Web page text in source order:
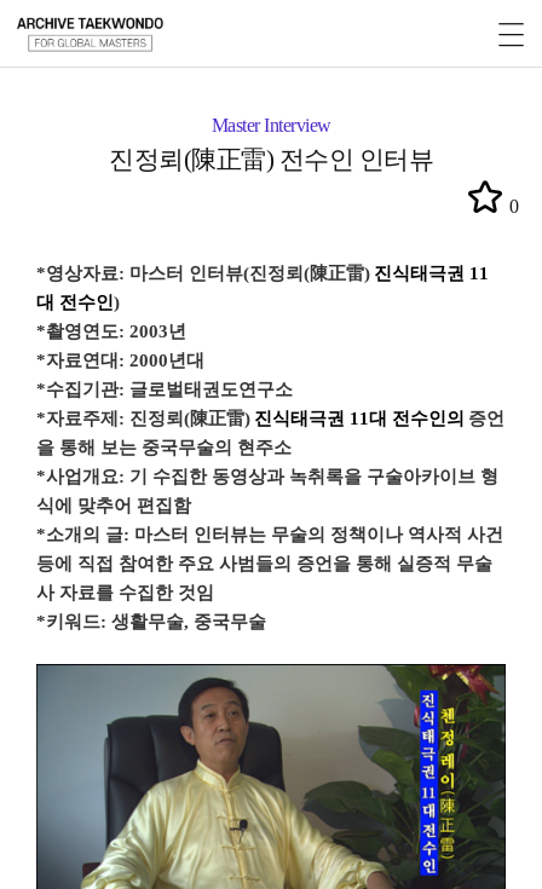
Master Interview
진정뢰(陳正雷) 전수인 인터뷰
0
*영상자료: 마스터 인터뷰(진정뢰(陳正雷) 진식태극권 11
대 전수인)
*촬영연도: 2003년
*자료연대: 2000년대
*수집기관: 글로벌태권도연구소
*자료주제: 진정뢰(陳正雷) 진식태극권 11대 전수인의 증언
을 통해 보는 중국무술의 현주소
*사업개요: 기 수집한 동영상과 녹취록을 구술아카이브 형
식에 맞추어 편집함
*소개의 글: 마스터 인터뷰는 무술의 정책이나 역사적 사건
등에 직접 참여한 주요 사범들의 증언을 통해 실증적 무술
사 자료를 수집한 것임
*키워드: 생활무술, 중국무술